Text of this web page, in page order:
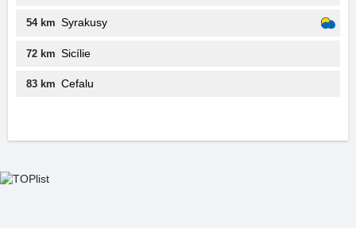
54 km Syrakusy
72 km Sicílie
83 km Cefalu